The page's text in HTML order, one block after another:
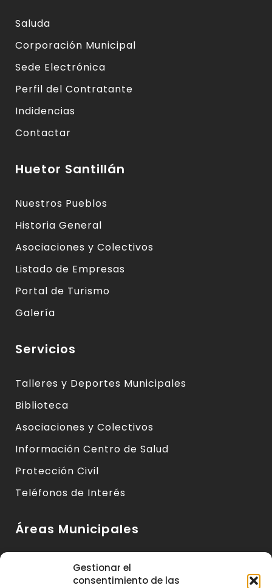
Gestionar el
consentimiento de las
Saluda
Corporación Municipal
Sede Electrónica
Perfil del Contratante
Indidencias
Contactar
Huetor Santillán
Nuestros Pueblos
Historia General
Asociaciones y Colectivos
Listado de Empresas
Portal de Turismo
Galería
Servicios
Talleres y Deportes Municipales
Biblioteca
Asociaciones y Colectivos
Información Centro de Salud
Protección Civil
Teléfonos de Interés
Áreas Municipales
Urbanismo y Vivienda